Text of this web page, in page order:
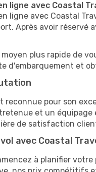
ligne avec Coastal
ligne avec Coastal
Après avoir
plus rapide de
d'embarquement et
reconnue pour son
et un équipage
de satisfaction
avec Coastal
à planifier